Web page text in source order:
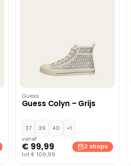
Guess
Guess Colyn – Grijs
37 39 40
+1
vanaf
€ 99,99
tot € 109,99
2 shops